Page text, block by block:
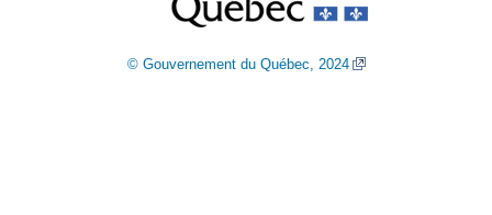
© Gouvernement du Québec, 2024